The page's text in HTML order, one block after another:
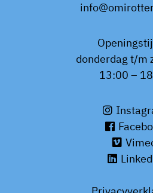
donderdag t/m
13:00 –